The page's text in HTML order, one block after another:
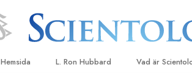
Hemsida L. Ron Hubbard Vad är